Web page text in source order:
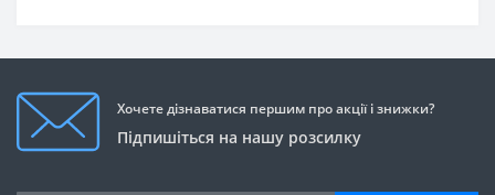
Хочете дізнаватися першим про акції і знижки?
Підпишіться на нашу розсилку